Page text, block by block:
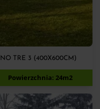
TRE 3 (400X600CM)
zł
Powierzchnia: 24m2